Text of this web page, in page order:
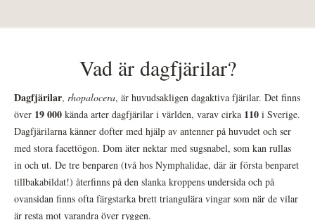
Vad är dagfjärilar?
Dagfjärilar, rhopalocera, är huvudsakligen dagaktiva fjärilar. Det finns
över 19 000 kända arter dagfjärilar i världen, varav cirka 110 i Sverige.
Dagfjärilarna känner dofter med hjälp av antenner på huvudet och ser
med stora facettögon. Dom äter nektar med sugsnabel, som kan rullas
in och ut. De tre benparen (två hos Nymphalidae, där är första benparet
tillbakabildat!) återfinns på den slanka kroppens undersida och på
ovansidan finns ofta färgstarka brett triangulära vingar som när de vilar
är resta mot varandra över ryggen.